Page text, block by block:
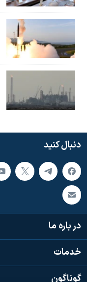
دنبال کنید
در باره ما
خدمات
گوناگون